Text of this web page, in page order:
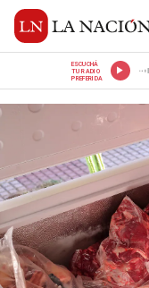
ESCUCHÁ
TU RADIO
PREFERIDA